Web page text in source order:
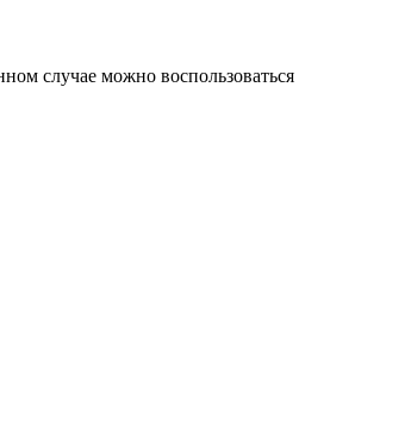
случае можно воспользоваться